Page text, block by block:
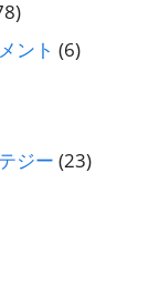
ント (6)
ジー (23)